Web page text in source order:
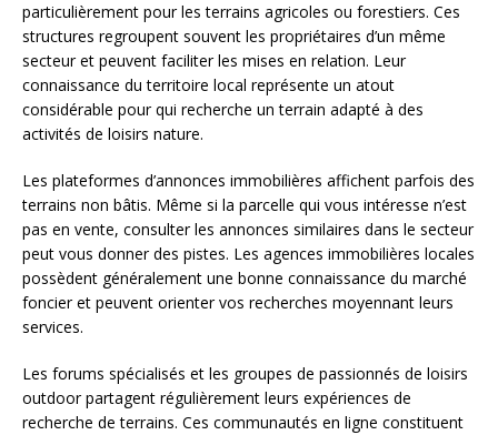
particulièrement pour les terrains agricoles ou forestiers. Ces
structures regroupent souvent les propriétaires d’un même
secteur et peuvent faciliter les mises en relation. Leur
connaissance du territoire local représente un atout
considérable pour qui recherche un terrain adapté à des
activités de loisirs nature.
Les plateformes d’annonces immobilières affichent parfois des
terrains non bâtis. Même si la parcelle qui vous intéresse n’est
pas en vente, consulter les annonces similaires dans le secteur
peut vous donner des pistes. Les agences immobilières locales
possèdent généralement une bonne connaissance du marché
foncier et peuvent orienter vos recherches moyennant leurs
services.
Les forums spécialisés et les groupes de passionnés de loisirs
outdoor partagent régulièrement leurs expériences de
recherche de terrains. Ces communautés en ligne constituent